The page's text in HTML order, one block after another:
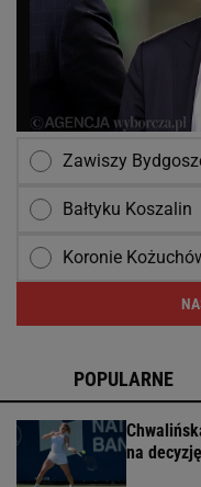
Zawiszy
Bałtyku Koszalin
Koronie
POPULARNE
na decyzję